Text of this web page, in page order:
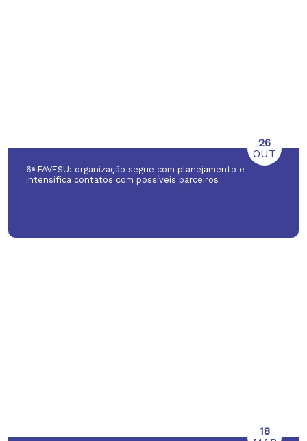
6ª FAVESU: organização segue com planejamento e
intensifica contatos com possíveis parceiros
26
OUT
18